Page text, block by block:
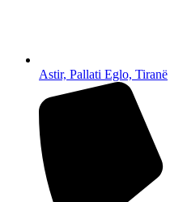
Astir, Pallati Eglo, Tiranë